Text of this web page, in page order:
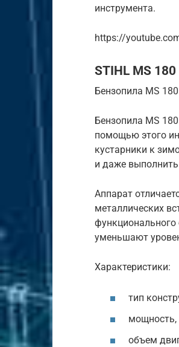
инструмента.
https://
STIHL MS 180
Бензопила MS
Бензопила MS
помощью этого
кустарники к
и даже
Аппарат
металлических
функционального
уменьшают
Характеристики:
тип
мощность,
объем